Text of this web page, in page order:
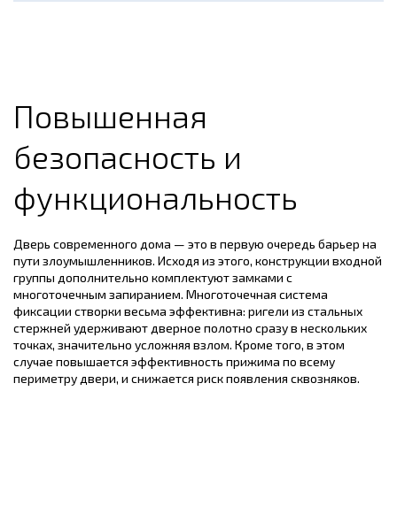
Повышенная
безопасность и
функциональность
Дверь современного дома — это в первую очередь барьер на
пути злоумышленников. Исходя из этого, конструкции входной
группы дополнительно комплектуют замками с
многоточечным запиранием. Многоточечная система
фиксации створки весьма эффективна: ригели из стальных
стержней удерживают дверное полотно сразу в нескольких
точках, значительно усложняя взлом. Кроме того, в этом
случае повышается эффективность прижима по всему
периметру двери, и снижается риск появления сквозняков.